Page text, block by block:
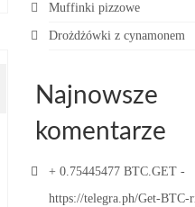
Muffinki pizzowe
Drożdżówki z cynamonem
Najnowsze
komentarze
+ 0.75445477 BTC.GET -
https://telegra.ph/Get-BTC-